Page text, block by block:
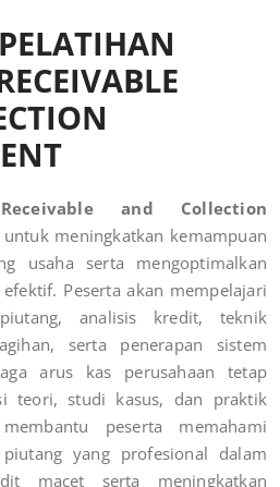
and Collection
meningkatkan kemampuan
usaha serta mengoptimalkan
Peserta akan mempelajari
analisis kredit, teknik
serta penerapan sistem
arus kas perusahaan tetap
teori, studi kasus, dan praktik
peserta memahami
yang profesional dalam
macet serta meningkatkan